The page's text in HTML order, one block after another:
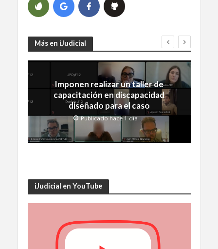
Más en iJudicial
Imponen realizar un taller de
capacitación en discapacidad
diseñado para el caso
Publicado hace 1 día
iJudicial en YouTube